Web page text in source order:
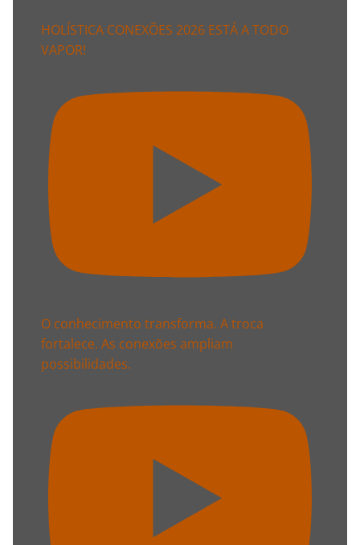
HOLÍSTICA CONEXÕES 2026 ESTÁ A TODO
VAPOR!
O conhecimento transforma. A troca
fortalece. As conexões ampliam
possibilidades.